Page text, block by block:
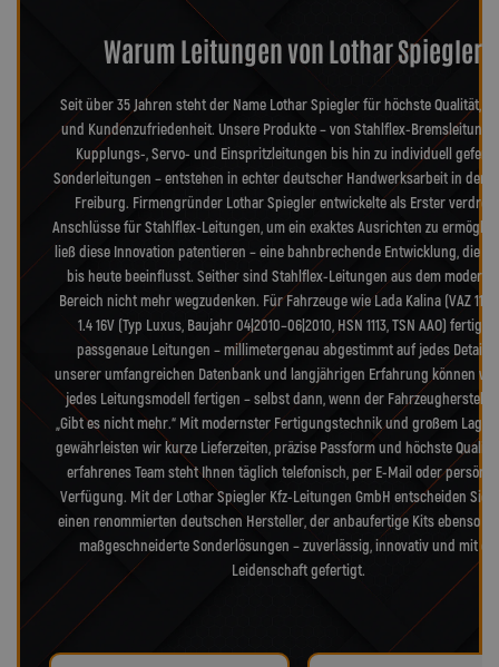
Warum Leitungen von Lothar Spiegler?
Seit über 35 Jahren steht der Name Lothar Spiegler für höchste Qualität,
und Kundenzufriedenheit. Unsere Produkte – von Stahlflex-
Kupplungs-, Servo- und Einspritzleitungen bis hin zu individuell
Sonderleitungen – entstehen in echter deutscher Handwerksarbeit in der
Freiburg. Firmengründer Lothar Spiegler entwickelte als Erster
Anschlüsse für Stahlflex-Leitungen, um ein exaktes Ausrichten zu
ließ diese Innovation patentieren – eine bahnbrechende Entwicklung, die
bis heute beeinflusst. Seither sind Stahlflex-Leitungen aus dem
Bereich nicht mehr wegzudenken. Für Fahrzeuge wie Lada Kalina (VAZ
1.4 16V (Typ Luxus, Baujahr 04|2010–06|2010, HSN 1113, TSN AAO)
passgenaue Leitungen – millimetergenau abgestimmt auf jedes Detail.
unserer umfangreichen Datenbank und langjährigen Erfahrung können
jedes Leitungsmodell fertigen – selbst dann, wenn der
„Gibt es nicht mehr.“ Mit modernster Fertigungstechnik und großem
gewährleisten wir kurze Lieferzeiten, präzise Passform und höchste
erfahrenes Team steht Ihnen täglich telefonisch, per E-Mail oder
Verfügung. Mit der Lothar Spiegler Kfz-Leitungen GmbH entscheiden Sie
einen renommierten deutschen Hersteller, der anbaufertige Kits ebenso
maßgeschneiderte Sonderlösungen – zuverlässig, innovativ und mit
Leidenschaft gefertigt.